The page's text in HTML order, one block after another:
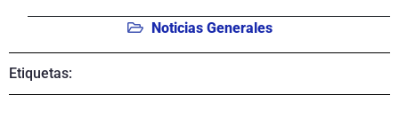
Noticias Generales
Etiquetas: